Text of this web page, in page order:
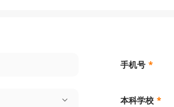
手机号 *
本科学校 *